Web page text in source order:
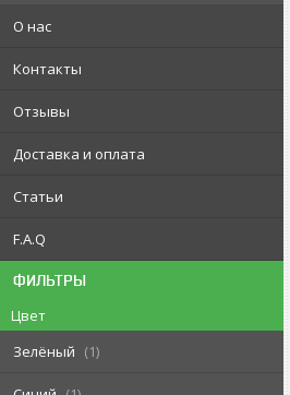
О нас
Контакты
Отзывы
Доставка и оплата
Статьи
F.A.Q
ФИЛЬТРЫ
Цвет
Зелёный
1